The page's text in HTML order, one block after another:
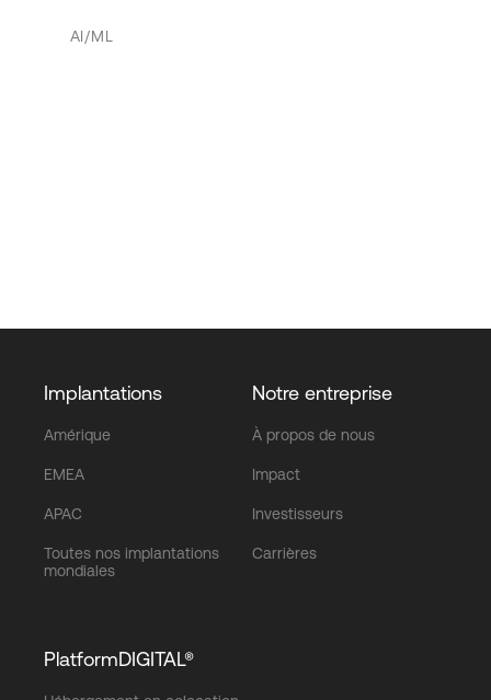
AI/ML
Implantations
Amérique
EMEA
APAC
Toutes nos implantations
mondiales
Notre entreprise
À propos de nous
Impact
Investisseurs
Carrières
PlatformDIGITAL®